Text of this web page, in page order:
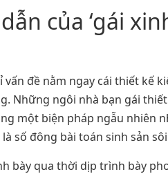
của ‘gái
vấn đề nằm ngay cái thiết
Những ngôi nhà bạn gái
một biện pháp ngẫu nhiên
số đông bài toán sinh sản
bày qua thời dịp trình bày